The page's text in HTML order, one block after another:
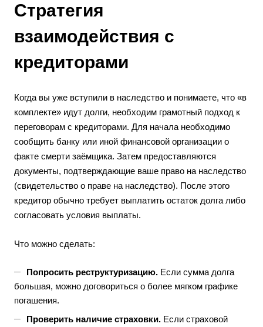
Стратегия
взаимодействия с
кредиторами
Когда вы уже вступили в наследство и понимаете, что «в
комплекте» идут долги, необходим грамотный подход к
переговорам с кредиторами. Для начала необходимо
сообщить банку или иной финансовой организации о
факте смерти заёмщика. Затем предоставляются
документы, подтверждающие ваше право на наследство
(свидетельство о праве на наследство). После этого
кредитор обычно требует выплатить остаток долга либо
согласовать условия выплаты.
Что можно сделать:
Попросить реструктуризацию. Если сумма долга
большая, можно договориться о более мягком графике
погашения.
Проверить наличие страховки. Если страховой